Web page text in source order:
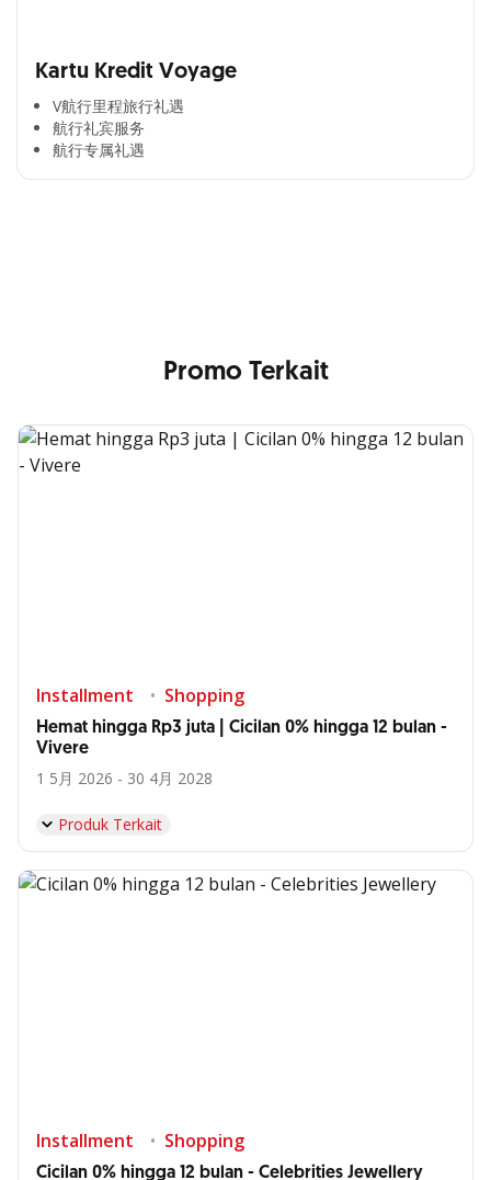
Kartu Kredit Voyage
V航行里程旅行礼遇
航行礼宾服务
航行专属礼遇
Cross Selling Banner Global
Promo Terkait
Installment Shopping
Hemat hingga Rp3 juta | Cicilan 0% hingga 12 bulan -
Vivere
1 5月 2026 - 30 4月 2028
Produk Terkait
Installment Shopping
Cicilan 0% hingga 12 bulan - Celebrities Jewellery